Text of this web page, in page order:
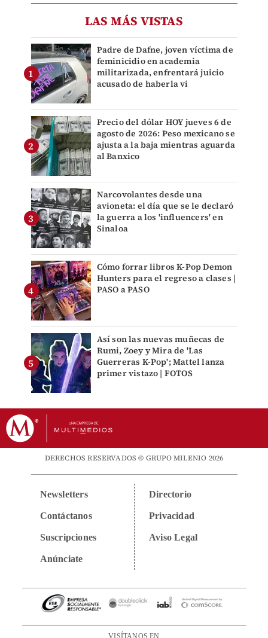
LAS MÁS VISTAS
Padre de Dafne, joven víctima de
feminicidio en academia
militarizada, enfrentará juicio
acusado de haberla vi
Precio del dólar HOY jueves 6 de
agosto de 2026: Peso mexicano se
ajusta a la baja mientras aguarda
al Banxico
Narcovolantes desde una
avioneta: el día que se le declaró
la guerra a los 'influencers' en
Sinaloa
Cómo forrar libros K-Pop Demon
Hunters para el regreso a clases |
PASO a PASO
Así son las nuevas muñecas de
Rumi, Zoey y Mira de 'Las
Guerreras K-Pop'; Mattel lanza
primer vistazo | FOTOS
DERECHOS RESERVADOS © GRUPO MILENIO 2026
Newsletters
Contáctanos
Suscripciones
Anúnciate
Directorio
Privacidad
Aviso Legal